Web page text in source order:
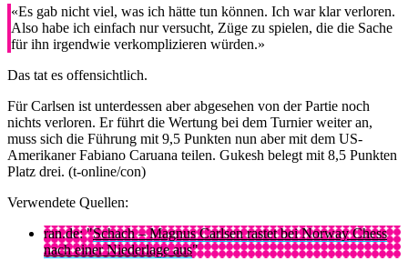
«Es gab nicht viel, was ich hätte tun können. Ich war klar verloren.
Also habe ich einfach nur versucht, Züge zu spielen, die die Sache
für ihn irgendwie verkomplizieren würden.»
Das tat es offensichtlich.
Für Carlsen ist unterdessen aber abgesehen von der Partie noch
nichts verloren. Er führt die Wertung bei dem Turnier weiter an,
muss sich die Führung mit 9,5 Punkten nun aber mit dem US-
Amerikaner Fabiano Caruana teilen. Gukesh belegt mit 8,5 Punkten
Platz drei. (t-online/con)
Verwendete Quellen:
ran.de: "Schach – Magnus Carlsen rastet bei Norway Chess
nach einer Niederlage aus"